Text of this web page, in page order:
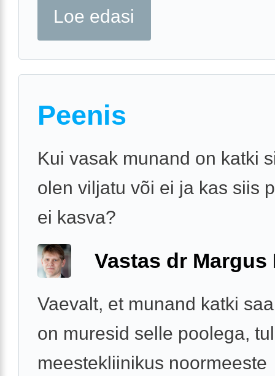
Loe edasi
Peenis
Kui vasak munand on katki
olen viljatu või ei ja kas siis
ei kasva?
Vastas dr Margus
Vaevalt, et munand katki
on muresid selle poolega,
meestekliinikus noormeeste